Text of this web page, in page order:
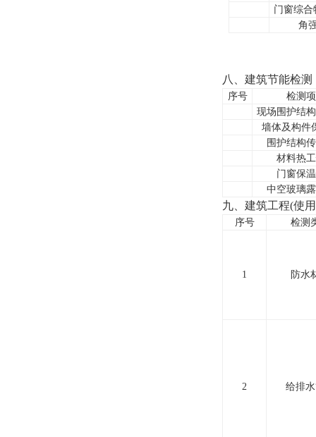
门窗综
角
八、建筑节能检测
序号
检测
现场围护结
墙体及构件
围护结构
材料热
门窗保
中空玻璃
九、建筑工程(使
序号 检测
1 防水
2 给排